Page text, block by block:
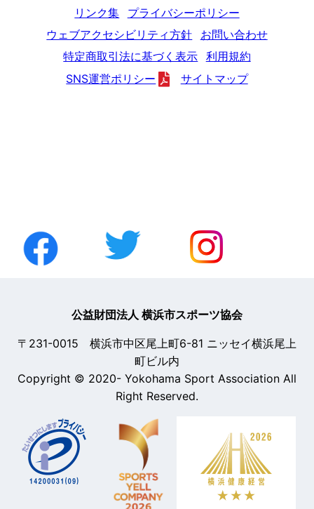
リンク集
プライバシーポリシー
ウェブアクセシビリティ方針
お問い合わせ
特定商取引法に基づく表示 利用規約
SNS運営ポリシー
サイトマップ
公益財団法人 横浜市スポーツ協会
〒231-0015 横浜市中区尾上町6-81 ニッセイ横浜尾上
町ビル内
Copyright © 2020- Yokohama Sport Association All
Right Reserved.